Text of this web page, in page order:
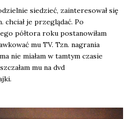
siedzieć, zainteresował się
chciał je przeglądać. Po
półtora roku postanowiłam
mu TV. Tzn. nagrania
nie miałam w tamtym czasie
mu na dvd